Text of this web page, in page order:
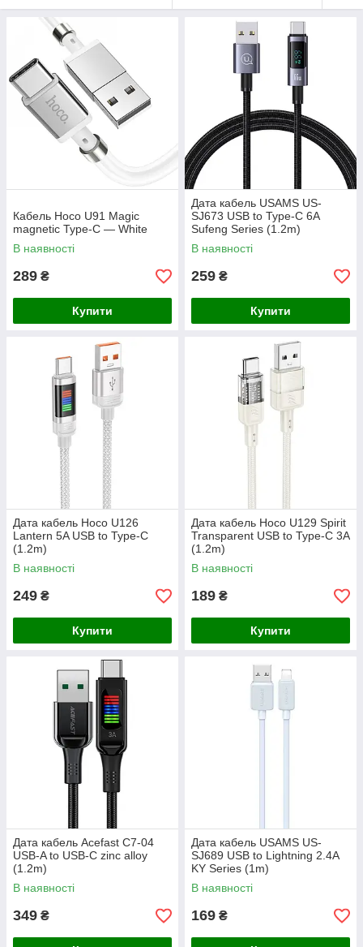
Кабель Hoco U91 Magic
magnetic Type-C — White
В наявності
289 ₴
Купити
Дата кабель USAMS US-
SJ673 USB to Type-C 6A
Sufeng Series (1.2m)
В наявності
259 ₴
Купити
Дата кабель Hoco U126
Lantern 5A USB to Type-C
(1.2m)
В наявності
249 ₴
Купити
Дата кабель Hoco U129 Spirit
Transparent USB to Type-C 3A
(1.2m)
В наявності
189 ₴
Купити
Дата кабель Acefast C7-04
USB-A to USB-C zinc alloy
(1.2m)
В наявності
349 ₴
Дата кабель USAMS US-
SJ689 USB to Lightning 2.4A
KY Series (1m)
В наявності
169 ₴